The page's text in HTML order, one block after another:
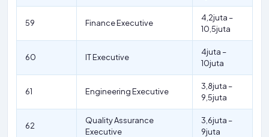
59 Finance Executive
4,2juta –
10,5juta
60 IT Executive
4juta –
10juta
61 Engineering Executive
3,8juta –
9,5juta
62
Quality Assurance
Executive
3,6juta –
9juta